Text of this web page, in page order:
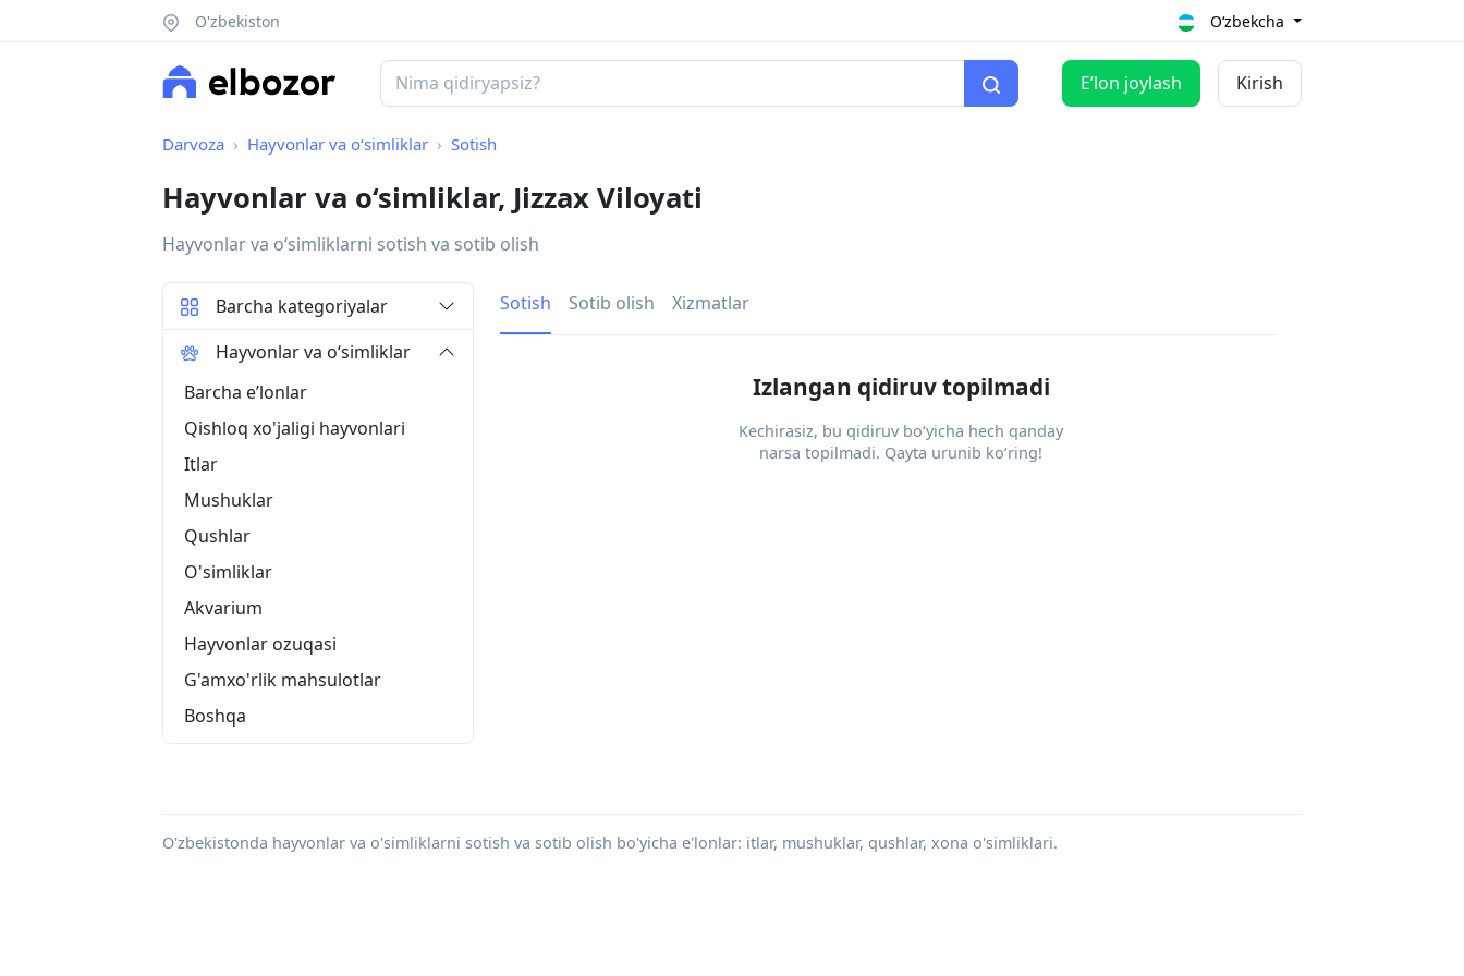
O'zbekiston O‘zbekcha
Eʼlon joylash Kirish
Darvoza Hayvonlar va o‘simliklar Sotish
Hayvonlar va o‘simliklar, Jizzax Viloyati
Hayvonlar va oʻsimliklarni sotish va sotib olish
Sotish Sotib olish Xizmatlar
Izlangan qidiruv topilmadi
Kechirasiz, bu qidiruv bo‘yicha hech qanday
narsa topilmadi. Qayta urunib ko‘ring!
Barcha kategoriyalar
Hayvonlar va o‘simliklar
Barcha eʼlonlar
Qishloq xo'jaligi hayvonlari
Itlar
Mushuklar
Qushlar
O'simliklar
Akvarium
Hayvonlar ozuqasi
G'amxo'rlik mahsulotlar
Boshqa
O'zbekistonda hayvonlar va o'simliklarni sotish va sotib olish bo'yicha e'lonlar: itlar, mushuklar, qushlar, xona o'simliklari.